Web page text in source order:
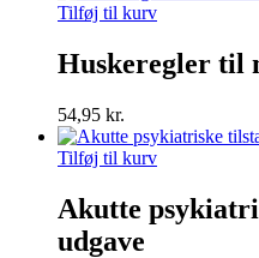
Tilføj til kurv
Huskeregler til
54,95 kr.
Tilføj til kurv
Akutte
udgave